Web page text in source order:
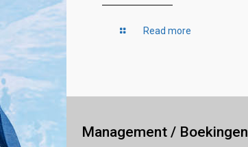
Read more
Management / Boekingen